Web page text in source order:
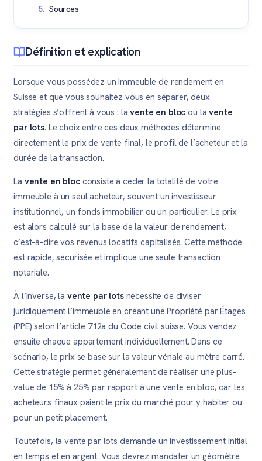
Sources
Définition et explication
Lorsque vous possédez un immeuble de rendement en
Suisse et que vous souhaitez vous en séparer, deux
stratégies s’offrent à vous : lavente en bloc ou lavente
par lots. Le choix entre ces deux méthodes détermine
directement le prix de vente final, le profil de l’acheteur et la
durée de la transaction.
La vente en blocconsiste à céder la totalité de votre
immeuble à un seul acheteur, souvent un investisseur
institutionnel, un fonds immobilier ou un particulier. Le prix
est alors calculé sur la base de la valeur de rendement,
c’est-à-dire vos revenus locatifs capitalisés. Cette méthode
est rapide, sécurisée et implique une seule transaction
notariale.
À l’inverse, la vente par lotsnécessite de diviser
juridiquement l’immeuble en créant une Propriété par Étages
(PPE) selon l’article 712a du Code civil suisse. Vous vendez
ensuite chaque appartement individuellement. Dans ce
scénario, le prix se base sur la valeur vénale au mètre carré.
Cette stratégie permet généralement de réaliser une plus-
value de 15% à 25% par rapport à une vente en bloc, car les
acheteurs finaux paient le prix du marché pour y habiter ou
pour un petit placement.
Toutefois, la vente par lots demande un investissement initial
en temps et en argent. Vous devrez mandater un géomètre